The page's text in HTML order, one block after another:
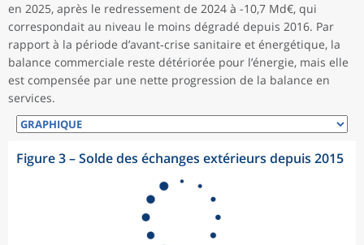
en 2025, après le redressement de 2024 à -10,7 Md€, qui
correspondait au niveau le moins dégradé depuis 2016. Par
rapport à la période d’avant‑crise sanitaire et énergétique, la
balance commerciale reste détériorée pour l’énergie, mais elle
est compensée par une nette progression de la balance en
services.
Figure 3 – Solde des échanges extérieurs depuis 2015